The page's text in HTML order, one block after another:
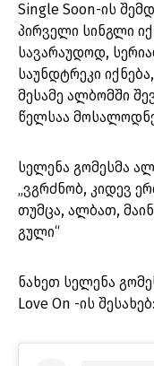
Single Soon-ის
პირველი სინგლი
სავარაუდოდ,
საუნდტრეკი
მესამე ალბომში
წელსაა
სელენა გომესმა
„ვგრძნობ, კიდევ
თუმცა, ალბათ,
გული“
ნახეთ სელენა
Love On -ის შესახებ: